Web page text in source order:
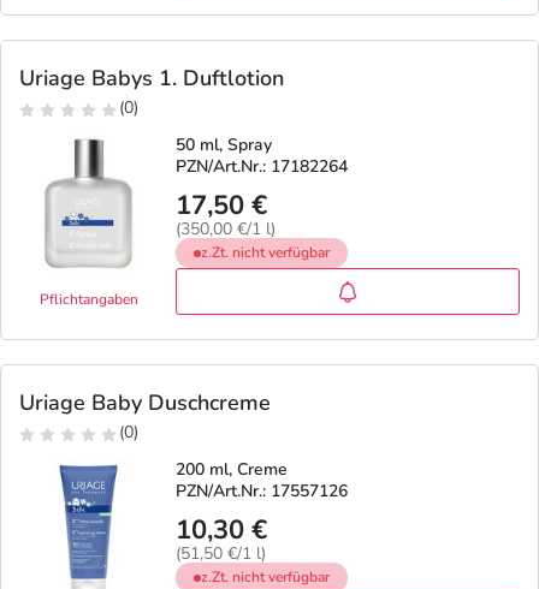
Uriage Babys 1. Duftlotion
(0)
Pflichtangaben
50 ml, Spray
PZN/Art.Nr.: 17182264
17,50 €
(350,00 €/1 l)
z.Zt. nicht verfügbar
Uriage Baby Duschcreme
(0)
200 ml, Creme
PZN/Art.Nr.: 17557126
10,30 €
(51,50 €/1 l)
z.Zt. nicht verfügbar